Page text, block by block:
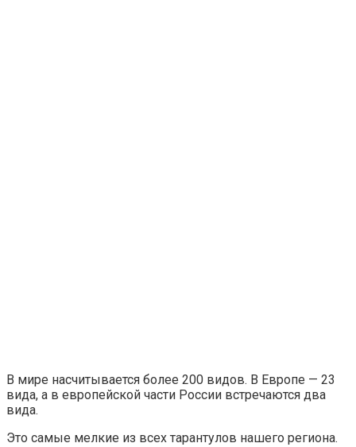
В мире насчитывается более 200 видов. В Европе — 23
вида, а в европейской части России встречаются два
вида.
Это самые мелкие из всех тарантулов нашего региона.